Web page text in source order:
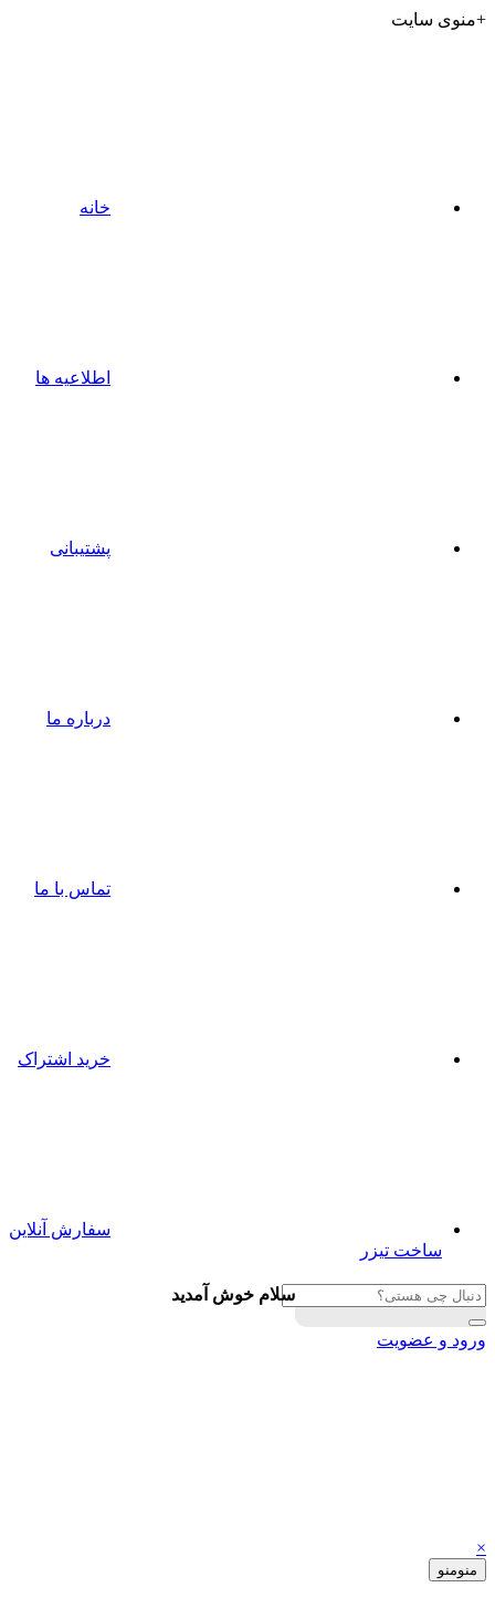
+منوی سایت
خانه
اطلاعیه ها
پشتیبانی
درباره ما
تماس با ما
خرید اشتراک
سفارش آنلاین
ساخت تیزر
سلام خوش آمدید
ورود و عضویت
×
منومنو